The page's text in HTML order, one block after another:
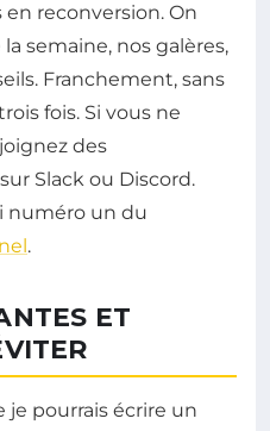
reconversion. On
semaine, nos galères,
Franchement, sans
fois. Si vous ne
des
Slack ou Discord.
numéro un du
.
ET
pourrais écrire un